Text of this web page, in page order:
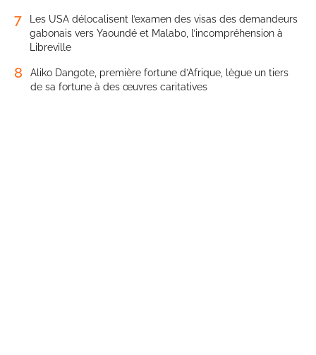
7
Les USA délocalisent l’examen des visas des demandeurs
gabonais vers Yaoundé et Malabo, l’incompréhension à
Libreville
8
Aliko Dangote, première fortune d’Afrique, lègue un tiers
de sa fortune à des œuvres caritatives